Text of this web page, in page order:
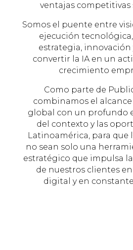
ventajas competitivas
Somos el puente entre
ejecución
estrategia, innovación
convertir la IA en un
crecimiento
Como parte de
combinamos el
global con un profundo
del contexto y las
Latinoamérica, para que
no sean solo una
estratégico que impulsa
de nuestros clientes
digital y en